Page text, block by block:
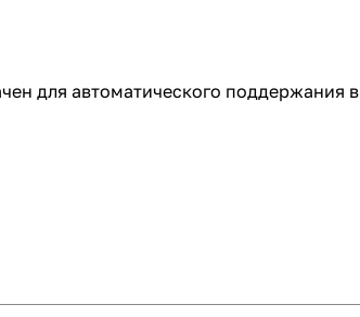
для автоматического поддержания в